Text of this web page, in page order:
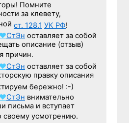
Помните
за клевету,
ст. 128.1 УК РФ!
♥СтЭн оставляет за собой
описание (отзыв)
причин.
♥СтЭн оставляет за собой
правку описания
бережно! :-)
♥СтЭн внимательно
письма и вступает
своему усмотрению.